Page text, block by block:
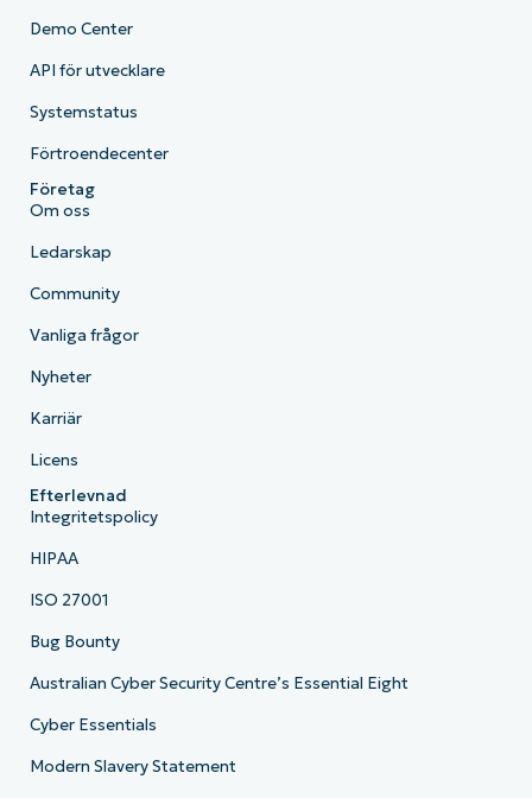
Demo Center
API för utvecklare
Systemstatus
Förtroendecenter
Företag
Om oss
Ledarskap
Community
Vanliga frågor
Nyheter
Karriär
Licens
Efterlevnad
Integritetspolicy
HIPAA
ISO 27001
Bug Bounty
Australian Cyber Security Centre’s Essential Eight
Cyber Essentials
Modern Slavery Statement